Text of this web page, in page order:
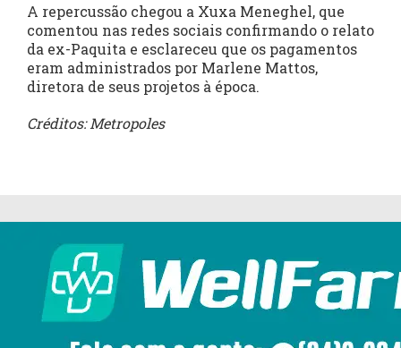
A repercussão chegou a Xuxa Meneghel, que
comentou nas redes sociais confirmando o relato
da ex-Paquita e esclareceu que os pagamentos
eram administrados por Marlene Mattos,
diretora de seus projetos à época.
Créditos: Metropoles